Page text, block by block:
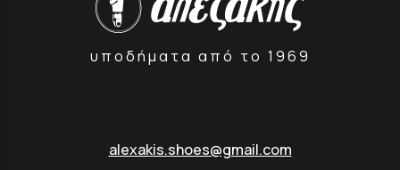
υποδήματα από το 1969
alexakis.shoes@gmail.com